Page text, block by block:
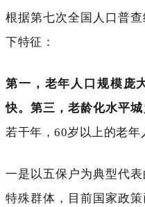
根据第七次全国人口普
下特征：
第一，老年人口规模庞
快。第三，老龄化水平城
若干年，60岁以上的老年
一是以五保户为典型代
特殊群体，目前国家政